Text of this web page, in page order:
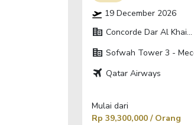
19 December 2026
corporate_fare Concorde Dar Al
corporate_fare Sofwah Tower 3 -
travel Qatar Airways
Mulai dari
Rp 39,300,000 / Orang